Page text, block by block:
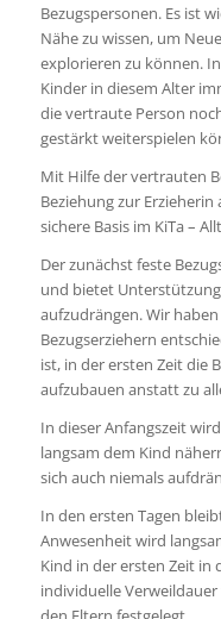
Bezugspersonen. Es ist
Nähe zu wissen, um
explorieren zu können.
Kinder in diesem Alter
die vertraute Person
gestärkt weiterspielen
Mit Hilfe der vertrauten
Beziehung zur
sichere Basis im KiTa –
Der zunächst feste
und bietet
aufzudrängen. Wir
Bezugserziehern
ist, in der ersten Zeit die
aufzubauen anstatt zu
In dieser Anfangszeit
langsam dem Kind
sich auch niemals
In den ersten Tagen
Anwesenheit wird
Kind in der ersten Zeit in
individuelle